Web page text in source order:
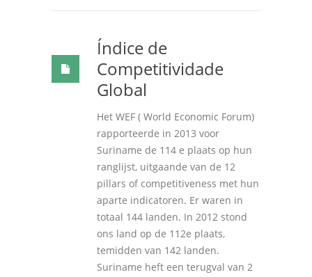
Índice de
Competitividade
Global
Het WEF ( World Economic Forum)
rapporteerde in 2013 voor
Suriname de 114 e plaats op hun
ranglijst, uitgaande van de 12
pillars of competitiveness met hun
aparte indicatoren. Er waren in
totaal 144 landen. In 2012 stond
ons land op de 112e plaats,
temidden van 142 landen.
Suriname heft een terugval van 2